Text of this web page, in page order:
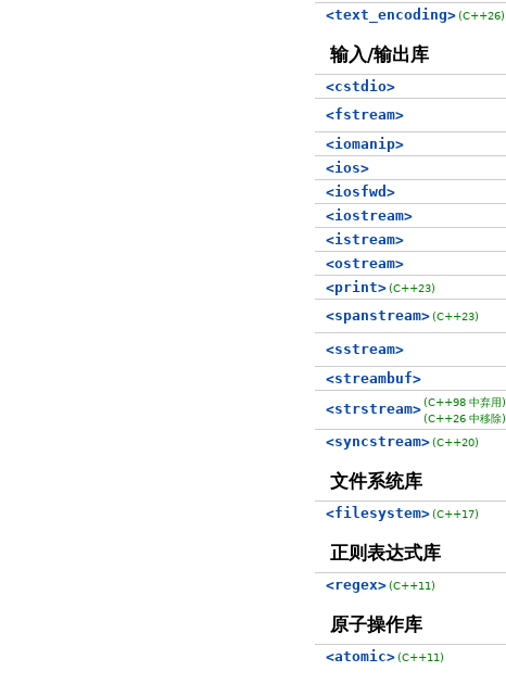
<text_encoding> (C++26)
输入/输出库
<cstdio>
<fstream>
<iomanip>
<ios>
<iosfwd>
<iostream>
<istream>
<ostream>
<print> (C++23)
<spanstream> (C++23)
<sstream>
<streambuf>
<strstream> (C++98 中弃用)
(C++26 中移除)
<syncstream> (C++20)
文件系统库
<filesystem> (C++17)
正则表达式库
<regex> (C++11)
原子操作库
<atomic> (C++11)